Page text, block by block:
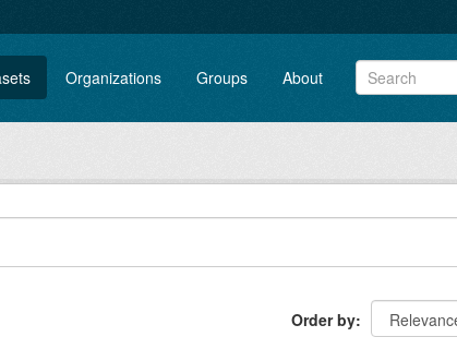
Organizations Groups About
Order by